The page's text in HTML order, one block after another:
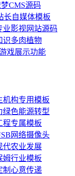
CMS源码
长自媒体模板
业影视网站源码
识多肉植物
戏展示功能
机构专用模板
绿色能源转型
程专属模板
网络摄像头
代农业发展
姆行业模板
制心意传递